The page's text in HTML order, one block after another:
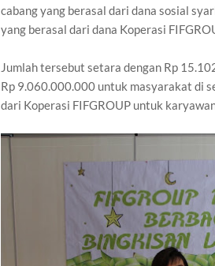
cabang yang berasal dari dana sosial
yang berasal dari dana Koperasi
Jumlah tersebut setara dengan Rp
Rp 9.060.000.000 untuk masyarakat di
dari Koperasi FIFGROUP untuk